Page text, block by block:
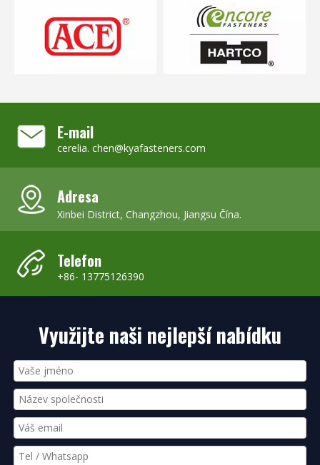
E-mail
cerelia. chen@kyafasteners.com
Adresa
Xinbei District, Changzhou, Jiangsu Čína.
Telefon
+86- 13775126390
Využijte naši nejlepší nabídku